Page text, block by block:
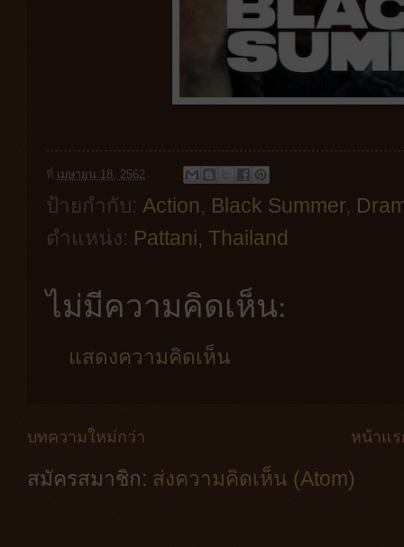
ที่ เมษายน 18, 2562
ป้ายกำกับ: Action, Black Summer,
ตำแหน่ง: Pattani, Thailand
ไม่มีความคิดเห็น:
แสดงความคิดเห็น
บทความใหม่กว่า หน้าแร
สมัครสมาชิก: ส่งความคิดเห็น (Atom)